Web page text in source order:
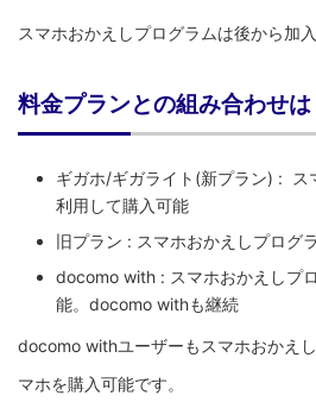
スマホおかえしプログラムは後から加
料金プランとの組み合わせは
ギガホ/ギガライト(新プラン) : ス
利用して購入可能
旧プラン : スマホおかえしプログ
docomo with : スマホおかえしプ
能。docomo withも継続
docomo withユーザーもスマホおかえ
マホを購入可能です。